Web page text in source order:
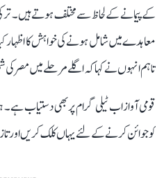
کے پیمانے کے لحاظ سے مختلف ہوتے ہیں۔
معاہدے میں شامل ہونے کی خواہش کا اظہار
تاہم انہوں نے کہا کہ اگلے مرحلے میں مصر
قومی آواز اب ٹیلی گرام پر بھی دستیاب
کو جوائن کرنے کے لئے یہاں کلک کریں